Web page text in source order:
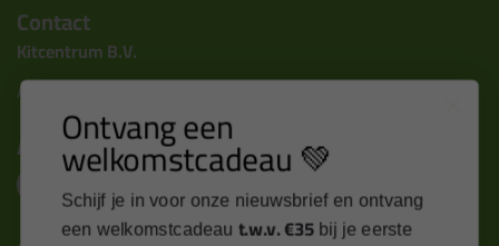
Contact
Kitcentrum B.V.
Alle contactgegevens >
Altijd op de hoogte blijven?
Ontvang een
welkomstcadeau 💚
Schijf je in voor onze nieuwsbrief en ontvang
een welkomstcadeau t.w.v. €35 bij je eerste